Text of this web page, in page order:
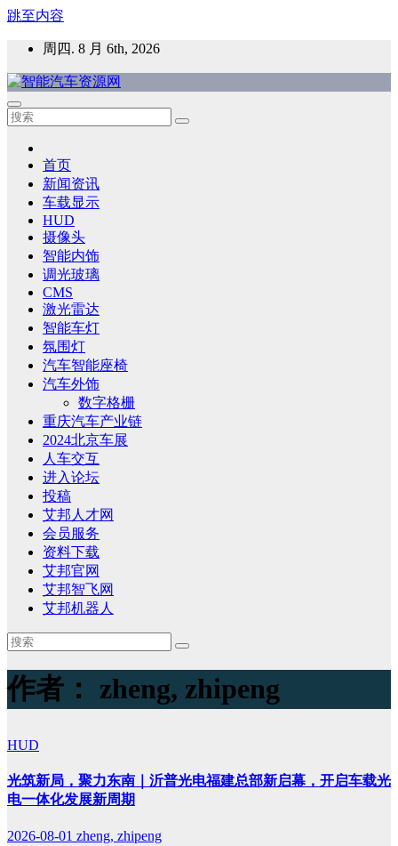
跳至内容
周四. 8 月 6th, 2026
智能汽车资源网
智能表面，智能内饰，新能源汽车，HMI，人车交互，智能车
首页
新闻资讯
车载显示
HUD
摄像头
智能内饰
调光玻璃
CMS
激光雷达
智能车灯
氛围灯
汽车智能座椅
汽车外饰
数字格栅
重庆汽车产业链
2024北京车展
人车交互
进入论坛
投稿
艾邦人才网
会员服务
资料下载
艾邦官网
艾邦智飞网
艾邦机器人
作者： zheng, zhipeng
HUD
光筑新局，聚力东南｜沂普光电福建总部新启幕，开启车载光
电一体化发展新周期
2026-08-01 zheng, zhipeng